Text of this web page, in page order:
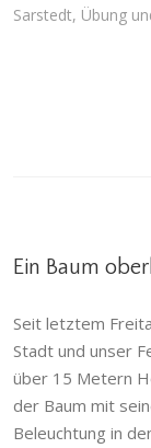
Sarstedt, Übung
Abteilung ,
Sarstedt,
Ein Baum
Seit letztem
Stadt und unser
über 15 Metern
der Baum mit
Beleuchtung in